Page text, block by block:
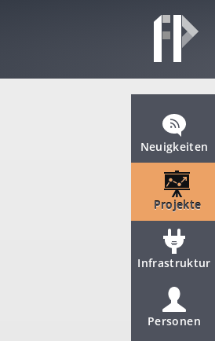
Neuigkeiten
Projekte
Infrastruktur
Personen